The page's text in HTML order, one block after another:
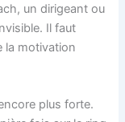
un dirigeant ou
Il faut
la motivation
plus forte.